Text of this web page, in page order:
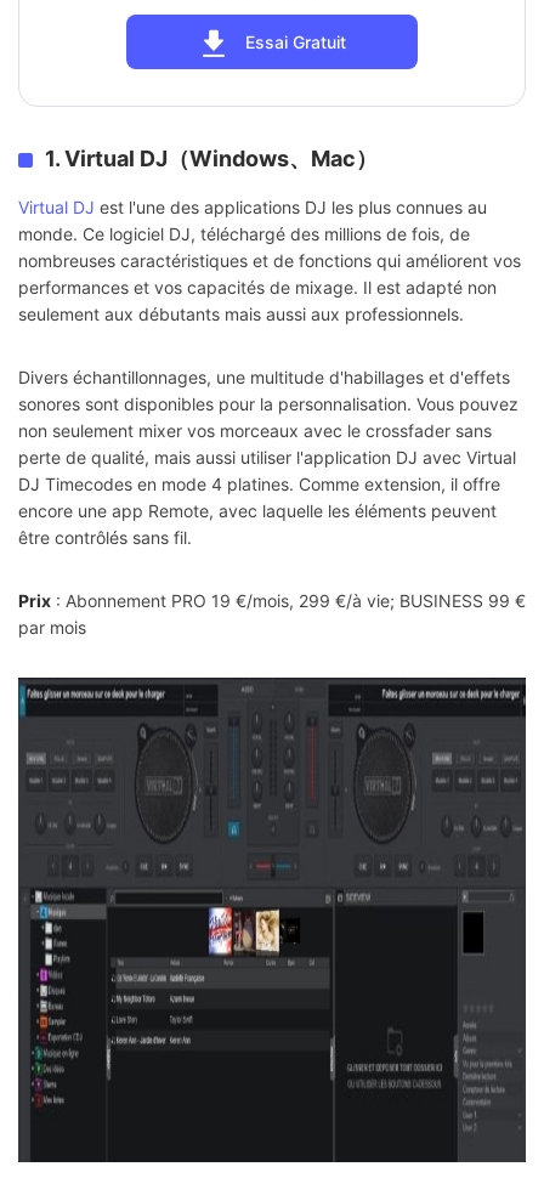
Essai Gratuit
1. Virtual DJ（Windows、Mac）
Virtual DJ est l'une des applications DJ les plus connues au
monde. Ce logiciel DJ, téléchargé des millions de fois, de
nombreuses caractéristiques et de fonctions qui améliorent vos
performances et vos capacités de mixage. Il est adapté non
seulement aux débutants mais aussi aux professionnels.
Divers échantillonnages, une multitude d'habillages et d'effets
sonores sont disponibles pour la personnalisation. Vous pouvez
non seulement mixer vos morceaux avec le crossfader sans
perte de qualité, mais aussi utiliser l'application DJ avec Virtual
DJ Timecodes en mode 4 platines. Comme extension, il offre
encore une app Remote, avec laquelle les éléments peuvent
être contrôlés sans fil.
Prix : Abonnement PRO 19 €/mois, 299 €/à vie; BUSINESS 99 €
par mois